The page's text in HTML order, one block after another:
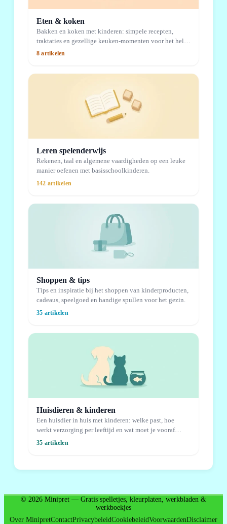
Eten & koken
Bakken en koken met kinderen: simpele recepten,
traktaties en gezellige keuken-momenten voor het hele
gezin.
8 artikelen
Leren spelenderwijs
Rekenen, taal en algemene vaardigheden op een leuke
manier oefenen met basisschoolkinderen.
142 artikelen
Shoppen & tips
Tips en inspiratie bij het shoppen van kinderproducten,
cadeaus, speelgoed en handige spullen voor het gezin.
35 artikelen
Huisdieren & kinderen
Een huisdier in huis met kinderen: welke past, hoe
werkt verzorging per leeftijd en wat moet je vooraf
weten.
35 artikelen
© 2026 Minipret — Gratis spelletjes, kleurplaten, werkbladen &
werkboekjes
Over MinipretContactPrivacybeleidCookiebeleidVoorwaardenDisclaimer